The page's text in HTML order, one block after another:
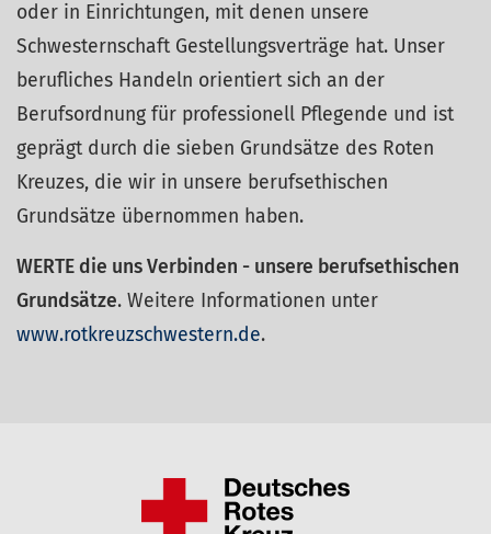
oder in Einrichtungen, mit denen unsere
Schwesternschaft Gestellungsverträge hat. Unser
berufliches Handeln orientiert sich an der
Berufsordnung für professionell Pflegende und ist
geprägt durch die sieben Grundsätze des Roten
Kreuzes, die wir in unsere berufsethischen
Grundsätze übernommen haben.
WERTE die uns Verbinden - unsere berufsethischen
Grundsätze. Weitere Informationen unter
www.rotkreuzschwestern.de.